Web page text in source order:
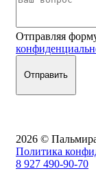
Отправляя
2026 ©
Политика
8 927 490-90-70